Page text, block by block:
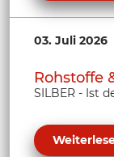
03. Juli 2026
Rohstoffe
SILBER - Ist